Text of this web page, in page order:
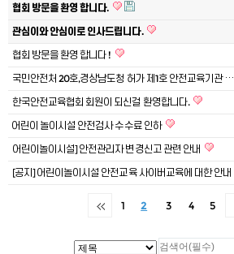
협회 방문을 환영 합니다.
관심이와 안심이로 인사드립니다.
협회 방문을 환영 합니다 !
국민안전처 20호,경상남도청 허가 제1호 안전교육기관 …
한국안전교육협회 회원이 되신걸 환영합니다.
⁠어린이 놀이시설 안전검사 수수료 인하
어린이놀이시설] 안전관리자 변경신고 관련 안내
[공지] 어린이놀이시설 안전교육 사이버교육에 대한 안내
1 2 3 4 5